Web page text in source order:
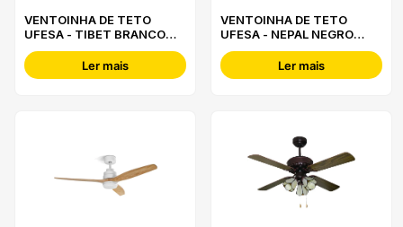
VENTOINHA DE TETO
UFESA - TIBET BRANCO
HAYA - 84105851
Ler mais
VENTOINHA DE TETO
UFESA - NEPAL NEGRO
ROBLE - 84105848
Ler mais